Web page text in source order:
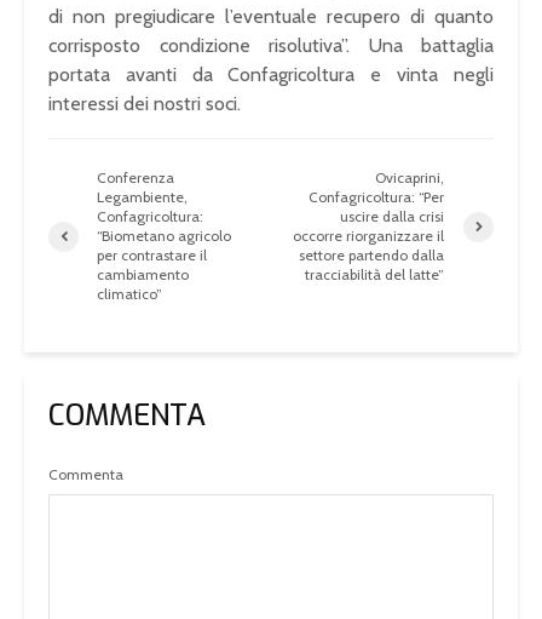
di non pregiudicare l’eventuale recupero di quanto
corrisposto condizione risolutiva”. Una battaglia
portata avanti da Confagricoltura e vinta negli
interessi dei nostri soci.
Conferenza
Legambiente,
Confagricoltura:
“Biometano agricolo
per contrastare il
cambiamento
climatico”
Ovicaprini,
Confagricoltura: “Per
uscire dalla crisi
occorre riorganizzare il
settore partendo dalla
tracciabilità del latte”
COMMENTA
Commenta